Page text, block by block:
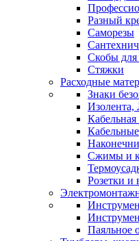
Разный
Саморезы
Скобы для
Стяжки
Расходные
Знаки
Изолента,
Сжимы и
Розетки и
Паяльное